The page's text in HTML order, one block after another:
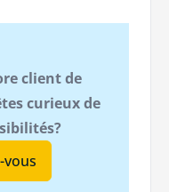
client de
curieux de
vous